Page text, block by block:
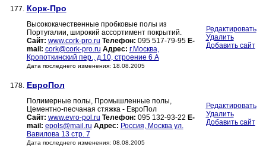
177. Корк-Про
Высококачественные пробковые полы из
Португалии, широкий ассортимент покрытий.
Сайт: www.cork-pro.ru Телефон: 095 517-79-95 E-
mail: cork@cork-pro.ru Адрес: г.Москва,
Кропоткинский пер., д.10, строение 6 А
Дата последнего изменения: 18.08.2005
Редактировать
Удалить
Добавить сайт
178. ЕвроПол
Полимерные полы, Промышленные полы,
Цементно-песчаная стяжка - ЕвроПол
Сайт: www.evro-pol.ru Телефон: 095 132-93-22 E-
mail: epols@mail.ru Адрес: Россия, Москва ул.
Вавилова 13 стр. 7
Дата последнего изменения: 08.08.2005
Редактировать
Удалить
Добавить сайт